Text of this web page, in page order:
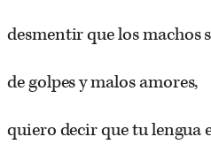
desmentir que los machos
de golpes y malos amores,
quiero decir que tu lengua